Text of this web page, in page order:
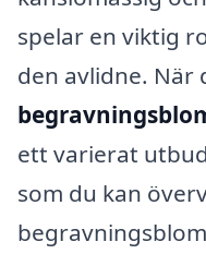
spelar en viktig
den avlidne. När
ett varierat
som du kan